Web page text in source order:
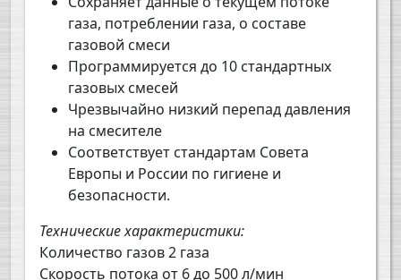
газа, потреблении газа, о составе
газовой смеси
Программируется до 10 стандартных
газовых смесей
Чрезвычайно низкий перепад давления
на смесителе
Соответствует стандартам Совета
Европы и России по гигиене и
безопасности.
Технические характеристики:
Количество газов 2 газа
Скорость потока от 6 до 500 л/мин